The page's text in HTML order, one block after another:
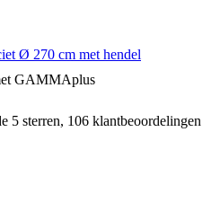
Ø 270 cm met hendel
GAMMAplus
5 sterren, 106 klantbeoordelingen